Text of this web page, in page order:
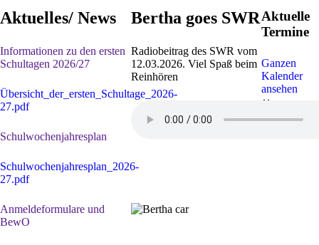
Aktuelles/ News
Informationen zu den ersten
Schultagen 2026/27
Übersicht_der_ersten_Schultage_2026-
27.pdf
Schulwochenjahresplan
Schulwochenjahresplan_2026-
27.pdf
Anmeldeformulare und
BewO
Bertha goes SWR
Radiobeitrag des SWR vom
12.03.2026. Viel Spaß beim
Reinhören
Aktuelle
Termine
Ganzen
Kalender
ansehen
Sep. 2026